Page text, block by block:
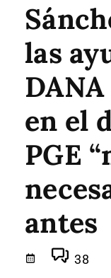
las
en el
PGE
antes
38